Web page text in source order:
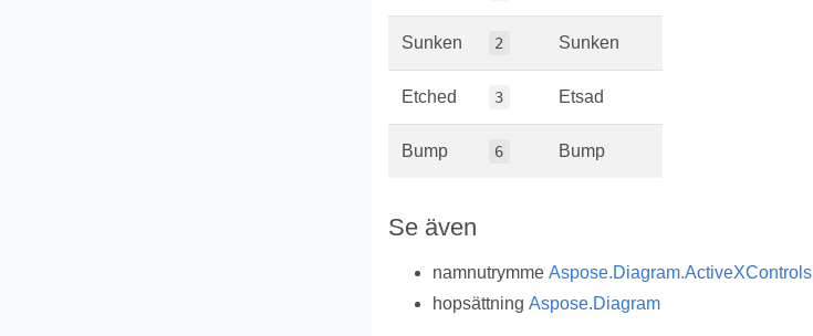
Sunken 2 Sunken
Etched 3 Etsad
Bump 6 Bump
Se även
namnutrymme Aspose.Diagram.ActiveXControls
hopsättning Aspose.Diagram